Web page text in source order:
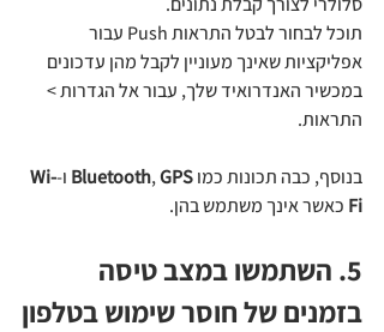
תוכל לבחור לבטל התראות Push עבור
אפליקציות שאינך מעוניין לקבל מהן עדכונים
במכשיר האנדרואיד שלך, עבור אל הגדרות >
התראות.
בנוסף, כבה תכונות כמו Bluetooth, GPS ו-Wi-
Fi כאשר אינך משתמש בהן.
5. השתמשו במצב טיסה
בזמנים של חוסר שימוש בטלפון